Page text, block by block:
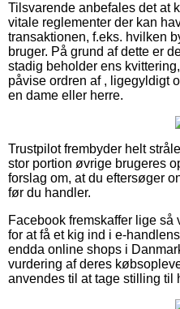
Tilsvarende anbefales det at
vitale reglementer der kan
transaktionen, f.eks. hvilken
bruger. På grund af dette er
stadig beholder ens
påvise ordren af , ligegyldigt
en dame eller herre.
Trustpilot frembyder helt
stor portion øvrige brugeres
forslag om, at du eftersøger
før du handler.
Facebook fremskaffer lige
for at få et kig ind i e-
endda online shops i
vurdering af deres
anvendes til at tage stilling til